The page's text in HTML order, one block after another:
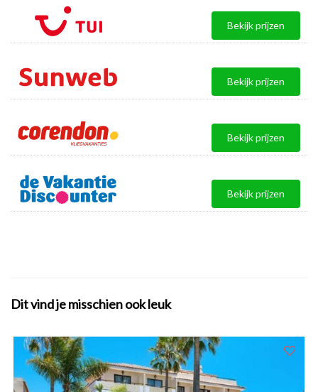
Bekijk prijzen
Bekijk prijzen
Bekijk prijzen
Bekijk prijzen
Dit vind je misschien ook leuk